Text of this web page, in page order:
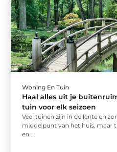
Woning En Tuin
Haal alles uit je
tuin voor elk seizoen
Veel tuinen zijn in de lente en
middelpunt van het huis, maar
en ...